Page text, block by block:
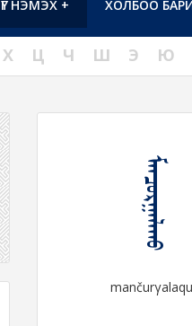
ХОЛБОО
ҮГ НЭМЭХ +
Х Ц Ч Ш Э Ю
ᠮᠠᠨᠴᠤᠷᠭᠠᠯᠠᠬᠤ
mančurγalaqu